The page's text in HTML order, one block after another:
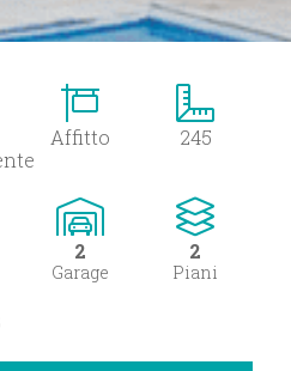
Affitto 245
2
Garage
2
Piani